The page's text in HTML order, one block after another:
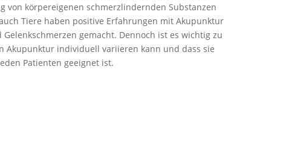
von körpereigenen schmerzlindernden Substanzen
Tiere haben positive Erfahrungen mit Akupunktur
gemacht. Dennoch ist es wichtig zu
Akupunktur individuell variieren kann und dass sie
Patienten geeignet ist.